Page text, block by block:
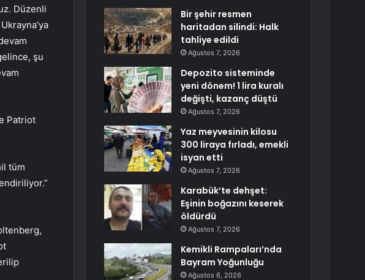
Düzenli
şu
Patriot
tüm
Bir şehir resmen
haritadan silindi: Halk
tahliye edildi
Ağustos 7, 2026
Depozito sisteminde
yeni dönem! 1 lira kuralı
değişti, kazanç düştü
Ağustos 7, 2026
Yaz meyvesinin kilosu
300 liraya fırladı, emekli
isyan etti
Ağustos 7, 2026
Karabük’te dehşet:
Eşinin boğazını keserek
öldürdü
Ağustos 7, 2026
Kemikli Rampaları’nda
Bayram Yoğunluğu
Ağustos 6, 2026